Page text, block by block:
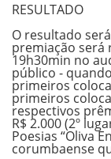
RESULTADO
O resultado
premiação será
19h30min no
público -
primeiros
primeiros
respectivos
R$ 2.000 (2º
Poesias “Oliva
corumbaense